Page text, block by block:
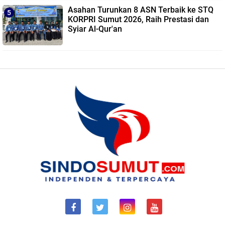
Asahan Turunkan 8 ASN Terbaik ke STQ
KORPRI Sumut 2026, Raih Prestasi dan
Syiar Al-Qur'an